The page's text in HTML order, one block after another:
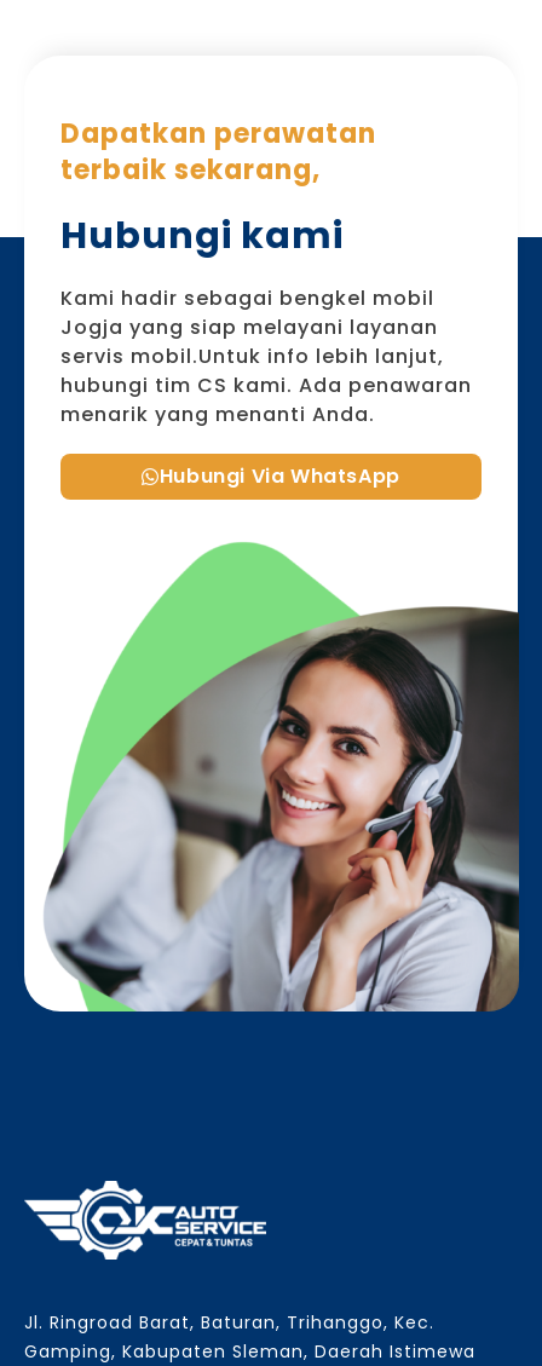
Dapatkan perawatan
terbaik sekarang,
Hubungi kami
Kami hadir sebagai bengkel mobil
Jogja yang siap melayani layanan
servis mobil.Untuk info lebih lanjut,
hubungi tim CS kami. Ada penawaran
menarik yang menanti Anda.
Hubungi Via WhatsApp
Jl. Ringroad Barat, Baturan, Trihanggo, Kec.
Gamping, Kabupaten Sleman, Daerah Istimewa